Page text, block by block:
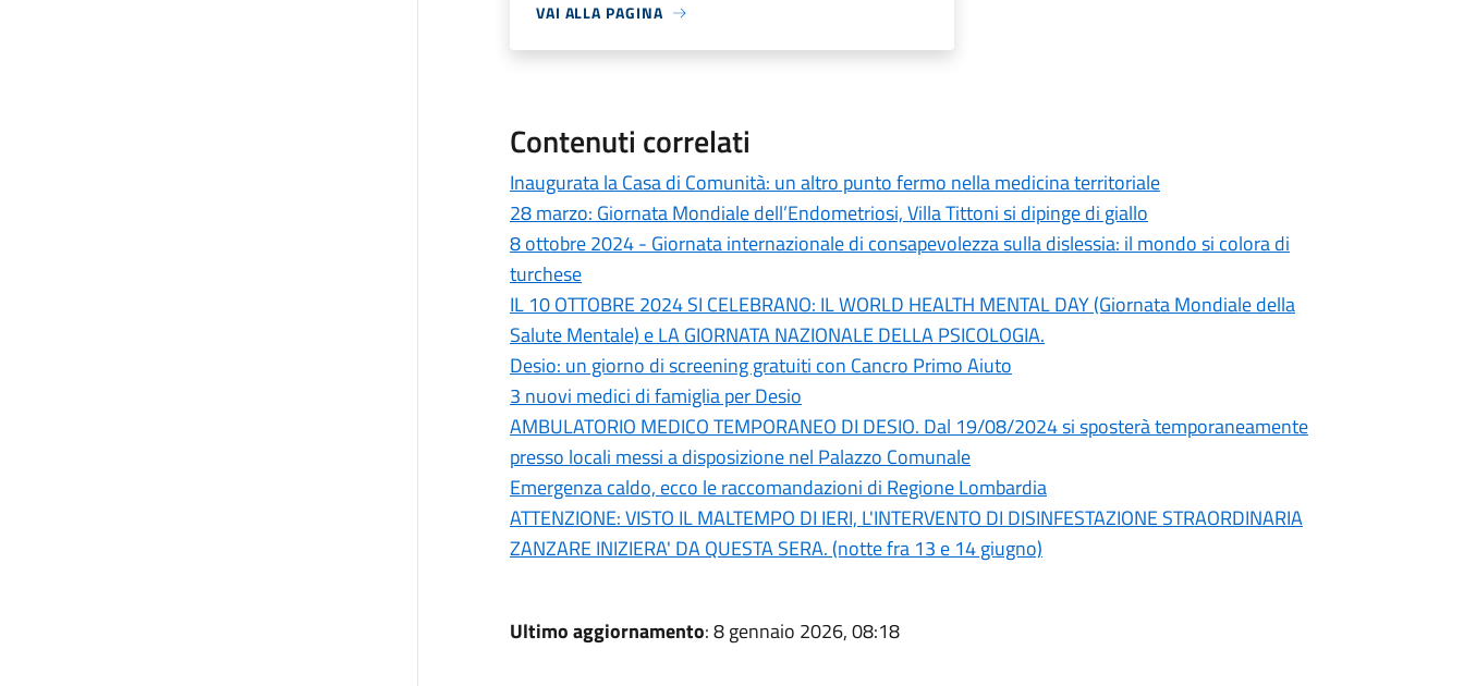
VAI ALLA PAGINA
Contenuti correlati
Inaugurata la Casa di Comunità: un altro punto fermo nella medicina territoriale
28 marzo: Giornata Mondiale dell’Endometriosi, Villa Tittoni si dipinge di giallo
8 ottobre 2024 - Giornata internazionale di consapevolezza sulla dislessia: il mondo si colora di
turchese
IL 10 OTTOBRE 2024 SI CELEBRANO: IL WORLD HEALTH MENTAL DAY (Giornata Mondiale della
Salute Mentale) e LA GIORNATA NAZIONALE DELLA PSICOLOGIA.
Desio: un giorno di screening gratuiti con Cancro Primo Aiuto
3 nuovi medici di famiglia per Desio
AMBULATORIO MEDICO TEMPORANEO DI DESIO. Dal 19/08/2024 si sposterà temporaneamente
presso locali messi a disposizione nel Palazzo Comunale
Emergenza caldo, ecco le raccomandazioni di Regione Lombardia
ATTENZIONE: VISTO IL MALTEMPO DI IERI, L'INTERVENTO DI DISINFESTAZIONE STRAORDINARIA
ZANZARE INIZIERA' DA QUESTA SERA. (notte fra 13 e 14 giugno)
Ultimo aggiornamento: 8 gennaio 2026, 08:18